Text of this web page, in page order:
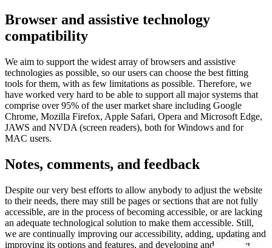
Browser and assistive technology
compatibility
We aim to support the widest array of browsers and assistive
technologies as possible, so our users can choose the best fitting
tools for them, with as few limitations as possible. Therefore, we
have worked very hard to be able to support all major systems that
comprise over 95% of the user market share including Google
Chrome, Mozilla Firefox, Apple Safari, Opera and Microsoft Edge,
JAWS and NVDA (screen readers), both for Windows and for
MAC users.
Notes, comments, and feedback
Despite our very best efforts to allow anybody to adjust the website
to their needs, there may still be pages or sections that are not fully
accessible, are in the process of becoming accessible, or are lacking
an adequate technological solution to make them accessible. Still,
we are continually improving our accessibility, adding, updating and
improving its options and features, and developing and adopting